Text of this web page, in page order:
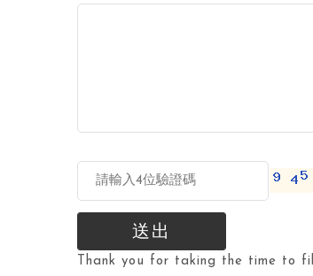
送出
Thank you for taking the time to fill